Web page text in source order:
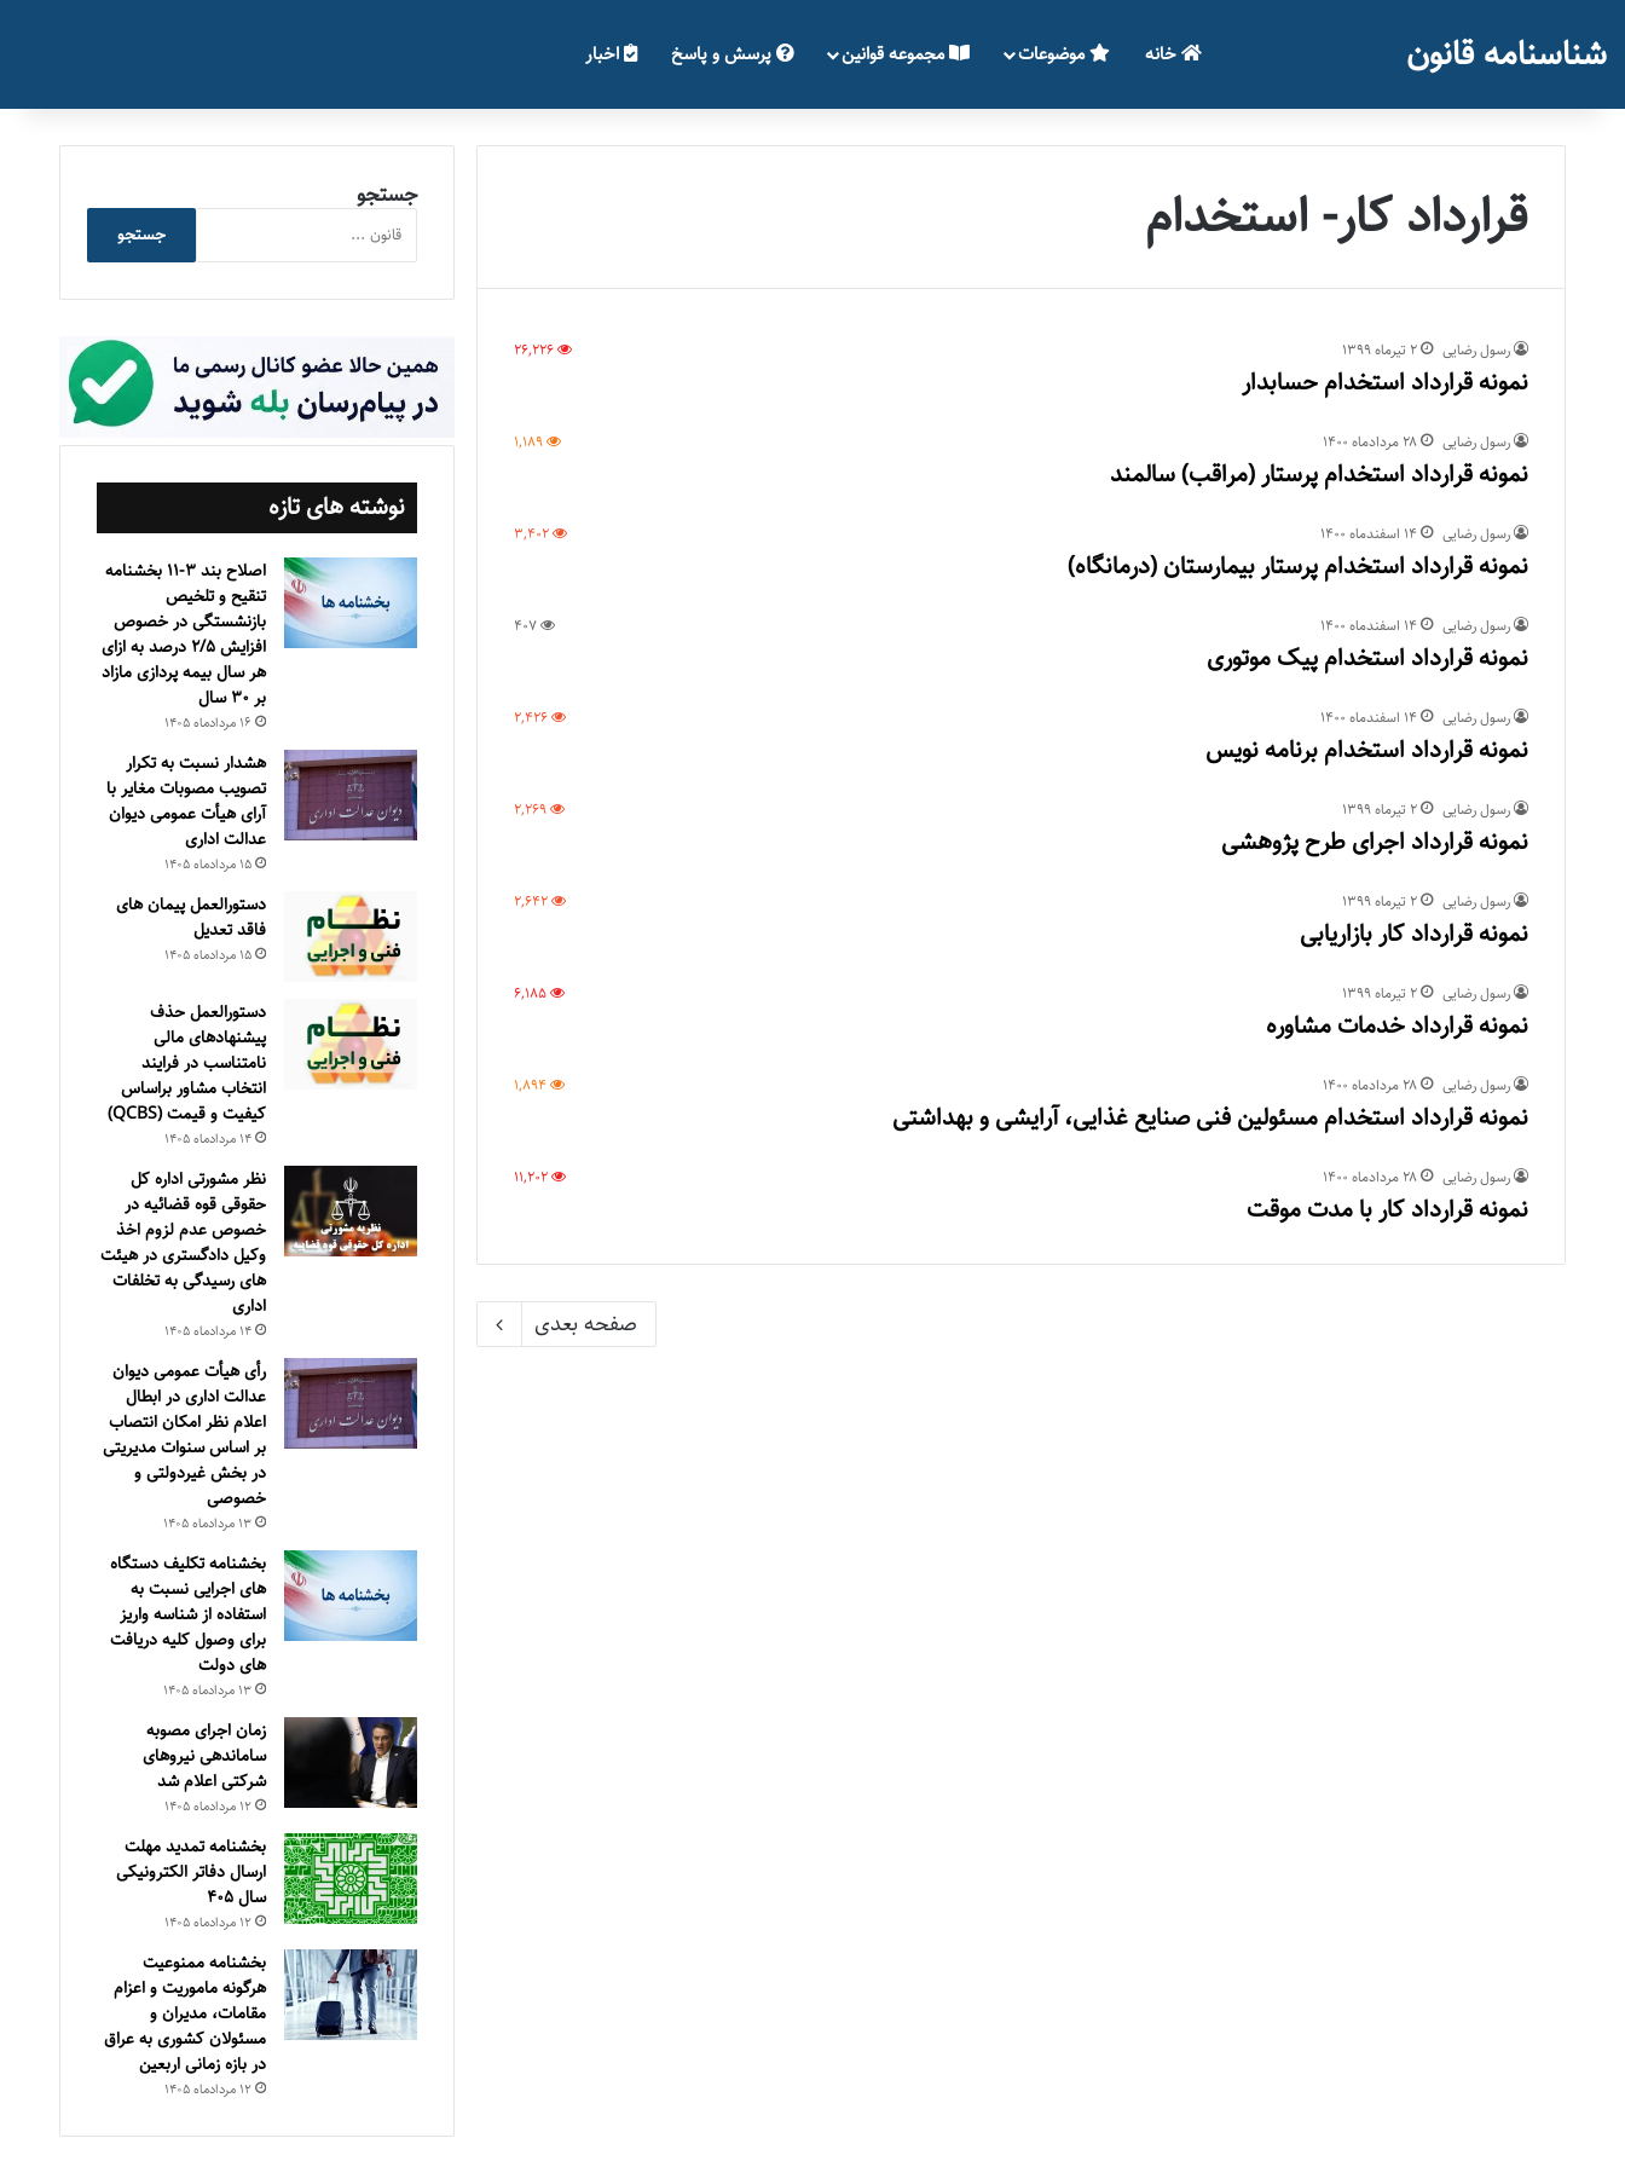
شناسنامه قانون خانه موضوعات مجموعه قوانین پرسش و پاسخ اخبار
قرارداد کار- استخدام
رسول رضایی ۲ تیر‌ماه ۱۳۹۹ 26,226
نمونه قرارداد استخدام حسابدار
رسول رضایی ۲۸ مرداد‌ماه ۱۴۰۰ 1,189
نمونه قرارداد استخدام پرستار (مراقب) سالمند
رسول رضایی ۱۴ اسفند‌ماه ۱۴۰۰ 3,402
نمونه قرارداد استخدام پرستار بیمارستان (درمانگاه)
رسول رضایی ۱۴ اسفند‌ماه ۱۴۰۰ 407
نمونه قرارداد استخدام پیک موتوری
رسول رضایی ۱۴ اسفند‌ماه ۱۴۰۰ 2,426
نمونه قرارداد استخدام برنامه نویس
رسول رضایی ۲ تیر‌ماه ۱۳۹۹ 2,269
نمونه قرارداد اجرای طرح پژوهشی
رسول رضایی ۲ تیر‌ماه ۱۳۹۹ 2,642
نمونه قرارداد کار بازاریابی
رسول رضایی ۲ تیر‌ماه ۱۳۹۹ 6,185
نمونه قرارداد خدمات مشاوره
رسول رضایی ۲۸ مرداد‌ماه ۱۴۰۰ 1,894
نمونه قرارداد استخدام مسئولین فنی صنایع غذایی، آرایشی و بهداشتی
رسول رضایی ۲۸ مرداد‌ماه ۱۴۰۰ 11,202
نمونه قرارداد کار با مدت موقت
صفحه بعدی
جستجو
جستجو
نوشته های تازه
اصلاح بند ۳‏-۱۱ بخشنامه
تنقیح و تلخیص
بازنشستگی در خصوص
افزایش ۵‏‏‏‏‏‏‏‏‏/۲ درصد به ازای
هر سال بیمه پردازی مازاد
بر ۳۰‏ سال
۱۶ مرداد‌ماه ۱۴۰۵
هشدار نسبت به تکرار
تصویب مصوبات مغایر با
آرای هیأت عمومی دیوان
عدالت اداری
۱۵ مرداد‌ماه ۱۴۰۵
دستورالعمل پیمان های
فاقد تعدیل
۱۵ مرداد‌ماه ۱۴۰۵
دستورالعمل حذف
پيشنهادهای مالی
نامتناسب در فرايند
انتخاب مشاور براساس
كيفيت و قيمت (QCBS)
۱۴ مرداد‌ماه ۱۴۰۵
نظر مشورتی اداره کل
حقوقی قوه قضائیه در
خصوص عدم لزوم اخذ
وکیل دادگستری در هیئت
های رسیدگی به تخلفات
اداری
۱۴ مرداد‌ماه ۱۴۰۵
رأی هیأت عمومی دیوان
عدالت اداری در ابطال
اعلام نظر امکان انتصاب
بر اساس سنوات مدیریتی
در بخش غیردولتی و
خصوصی
۱۳ مرداد‌ماه ۱۴۰۵
بخشنامه تکلیف دستگاه
های اجرایی نسبت به
استفاده از شناسه واریز
برای وصول کلیه دریافت
های دولت
۱۳ مرداد‌ماه ۱۴۰۵
زمان اجرای مصوبه
ساماندهی نیروهای
شرکتی اعلام شد
۱۲ مرداد‌ماه ۱۴۰۵
بخشنامه تمدید مهلت
ارسال دفاتر الکترونیکی
سال ۴۰۵
۱۲ مرداد‌ماه ۱۴۰۵
بخشنامه ممنوعیت
هرگونه ماموریت و اعزام
مقامات، مدیران و
مسئولان کشوری به عراق
در بازه زمانی اربعین
۱۲ مرداد‌ماه ۱۴۰۵